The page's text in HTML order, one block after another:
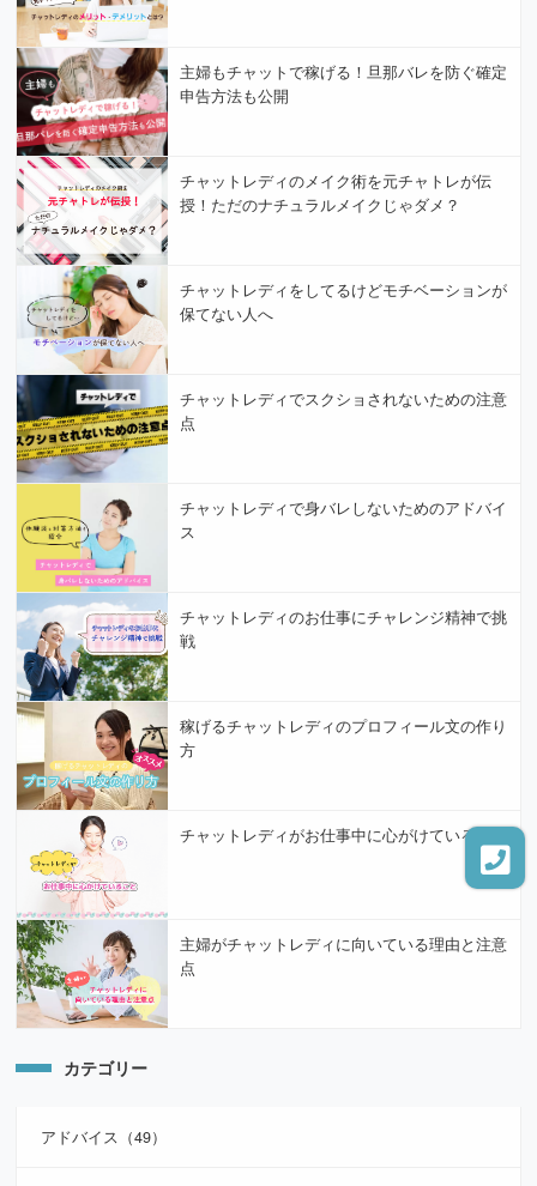
主婦もチャットで稼げる！旦那バレを防ぐ確定
申告方法も公開
チャットレディのメイク術を元チャトレが伝
授！ただのナチュラルメイクじゃダメ？
チャットレディをしてるけどモチベーションが
保てない人へ
チャットレディでスクショされないための注意
点
チャットレディで身バレしないためのアドバイ
ス
チャットレディのお仕事にチャレンジ精神で挑
戦
稼げるチャットレディのプロフィール文の作り
方
チャットレディがお仕事中に心がけていること
主婦がチャットレディに向いている理由と注意
点
カテゴリー
アドバイス（49）